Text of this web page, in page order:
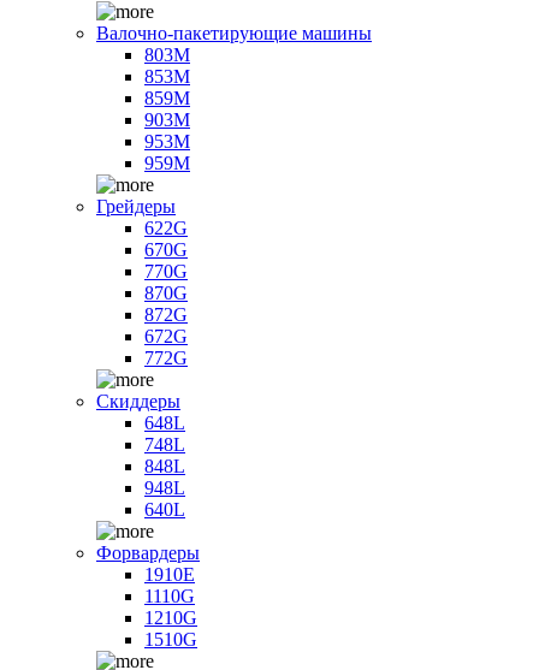
Валочно-пакетирующие машины
803M
853M
859M
903M
953M
959M
Грейдеры
622G
670G
770G
870G
872G
672G
772G
Скиддеры
648L
748L
848L
948L
640L
Форвардеры
1910E
1110G
1210G
1510G